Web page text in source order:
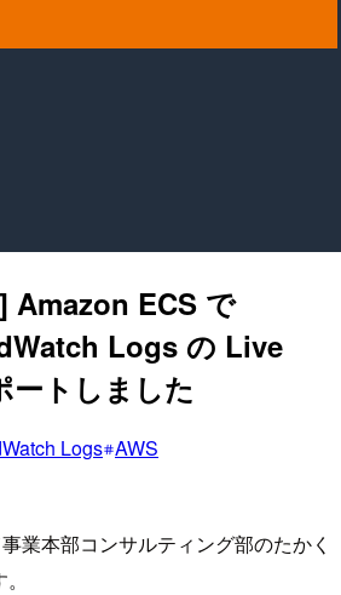
Amazon ECS で
Logs の Live
ートしました
Logs AWS
業本部コンサルティング部のたかく